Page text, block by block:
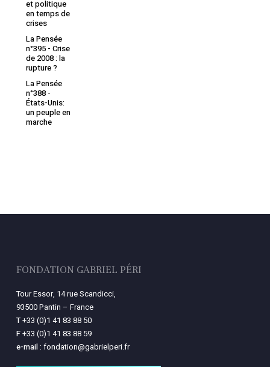
et politique
en temps de
crises
La Pensée
n°395 - Crise
de 2008 : la
rupture ?
La Pensée
n°388 -
États-Unis:
un peuple en
marche
FONDATION GABRIEL PÉRI
Tour Essor, 14 rue Scandicci,
93500 Pantin – France
T+33 (0)1 41 83 88 50
F+33 (0)1 41 83 88 59
e-mail : fondation@gabrielperi.fr